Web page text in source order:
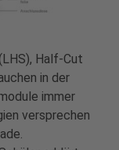
Half-Cut
in der
immer
versprechen